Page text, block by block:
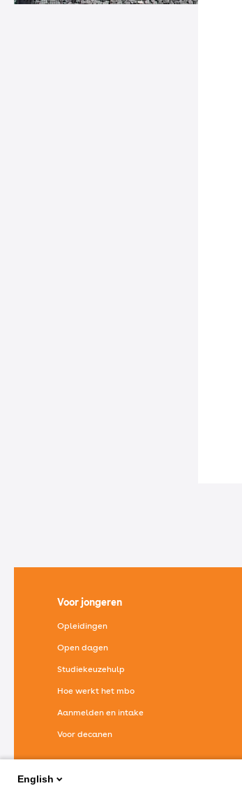
Voor jongeren
Opleidingen
Open dagen
Studiekeuzehulp
Hoe werkt het mbo
Aanmelden en intake
Voor decanen
English